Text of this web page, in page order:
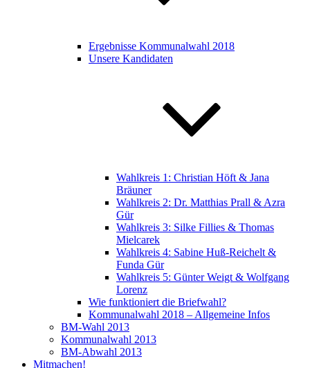
Ergebnisse Kommunalwahl 2018
Unsere Kandidaten
Wahlkreis 1: Christian Höft & Jana
Bräuner
Wahlkreis 2: Dr. Matthias Prall & Azra
Gür
Wahlkreis 3: Silke Fillies & Thomas
Mielcarek
Wahlkreis 4: Sabine Huß-Reichelt &
Funda Gür
Wahlkreis 5: Günter Weigt & Wolfgang
Lorenz
Wie funktioniert die Briefwahl?
Kommunalwahl 2018 – Allgemeine Infos
BM-Wahl 2013
Kommunalwahl 2013
BM-Abwahl 2013
Mitmachen!